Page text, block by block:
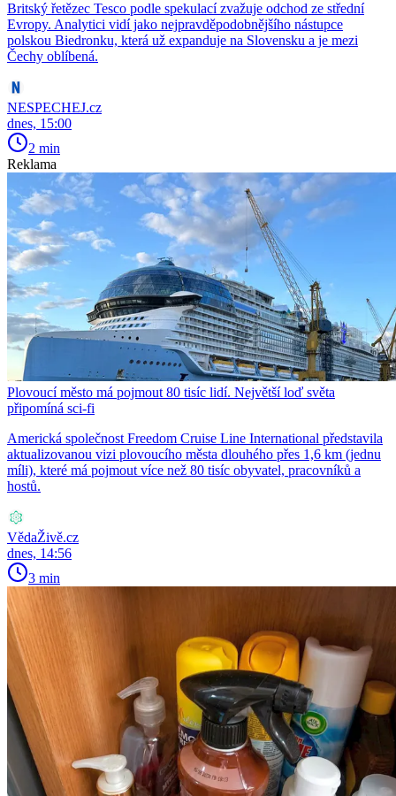
Britský řetězec Tesco podle spekulací zvažuje odchod ze střední
Evropy. Analytici vidí jako nejpravděpodobnějšího nástupce
polskou Biedronku, která už expanduje na Slovensku a je mezi
Čechy oblíbená.
NESPECHEJ.cz
dnes, 15:00
2 min
Reklama
Plovoucí město má pojmout 80 tisíc lidí. Největší loď světa
připomíná sci-fi
Americká společnost Freedom Cruise Line International představila
aktualizovanou vizi plovoucího města dlouhého přes 1,6 km (jednu
míli), které má pojmout více než 80 tisíc obyvatel, pracovníků a
hostů.
VědaŽivě.cz
dnes, 14:56
3 min